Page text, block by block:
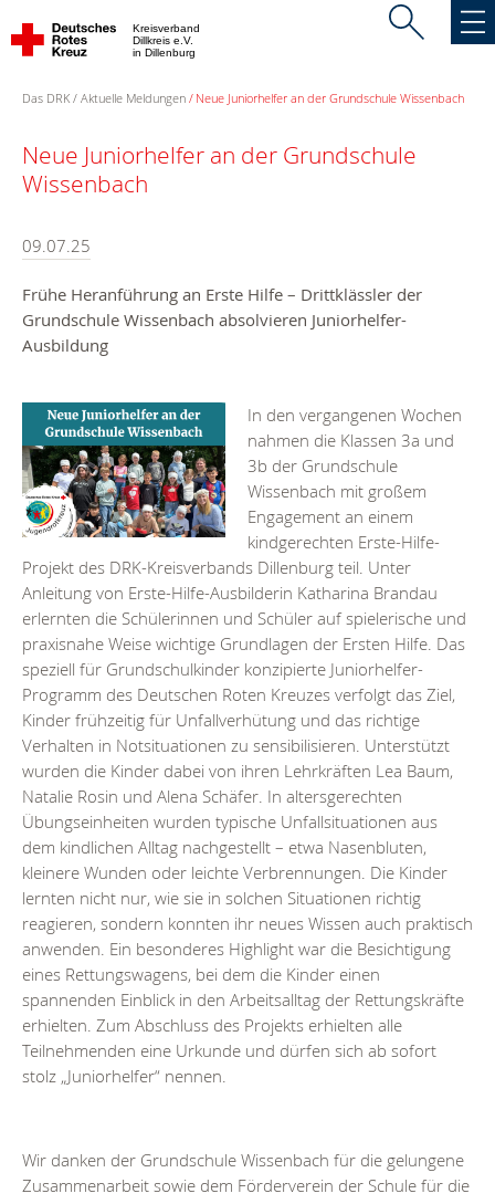
Kreisverband
Dillkreis e.V.
in Dillenburg
Das DRK Aktuelle Meldungen Neue Juniorhelfer an der Grundschule Wissenbach
Neue Juniorhelfer an der Grundschule
Wissenbach
09.07.25
Frühe Heranführung an Erste Hilfe – Drittklässler der
Grundschule Wissenbach absolvieren Juniorhelfer-
Ausbildung
In den vergangenen Wochen
nahmen die Klassen 3a und
3b der Grundschule
Wissenbach mit großem
Engagement an einem
kindgerechten Erste-Hilfe-
Projekt des DRK-Kreisverbands Dillenburg teil. Unter
Anleitung von Erste-Hilfe-Ausbilderin Katharina Brandau
erlernten die Schülerinnen und Schüler auf spielerische und
praxisnahe Weise wichtige Grundlagen der Ersten Hilfe. Das
speziell für Grundschulkinder konzipierte Juniorhelfer-
Programm des Deutschen Roten Kreuzes verfolgt das Ziel,
Kinder frühzeitig für Unfallverhütung und das richtige
Verhalten in Notsituationen zu sensibilisieren. Unterstützt
wurden die Kinder dabei von ihren Lehrkräften Lea Baum,
Natalie Rosin und Alena Schäfer. In altersgerechten
Übungseinheiten wurden typische Unfallsituationen aus
dem kindlichen Alltag nachgestellt – etwa Nasenbluten,
kleinere Wunden oder leichte Verbrennungen. Die Kinder
lernten nicht nur, wie sie in solchen Situationen richtig
reagieren, sondern konnten ihr neues Wissen auch praktisch
anwenden. Ein besonderes Highlight war die Besichtigung
eines Rettungswagens, bei dem die Kinder einen
spannenden Einblick in den Arbeitsalltag der Rettungskräfte
erhielten. Zum Abschluss des Projekts erhielten alle
Teilnehmenden eine Urkunde und dürfen sich ab sofort
stolz „Juniorhelfer“ nennen.
Wir danken der Grundschule Wissenbach für die gelungene
Zusammenarbeit sowie dem Förderverein der Schule für die